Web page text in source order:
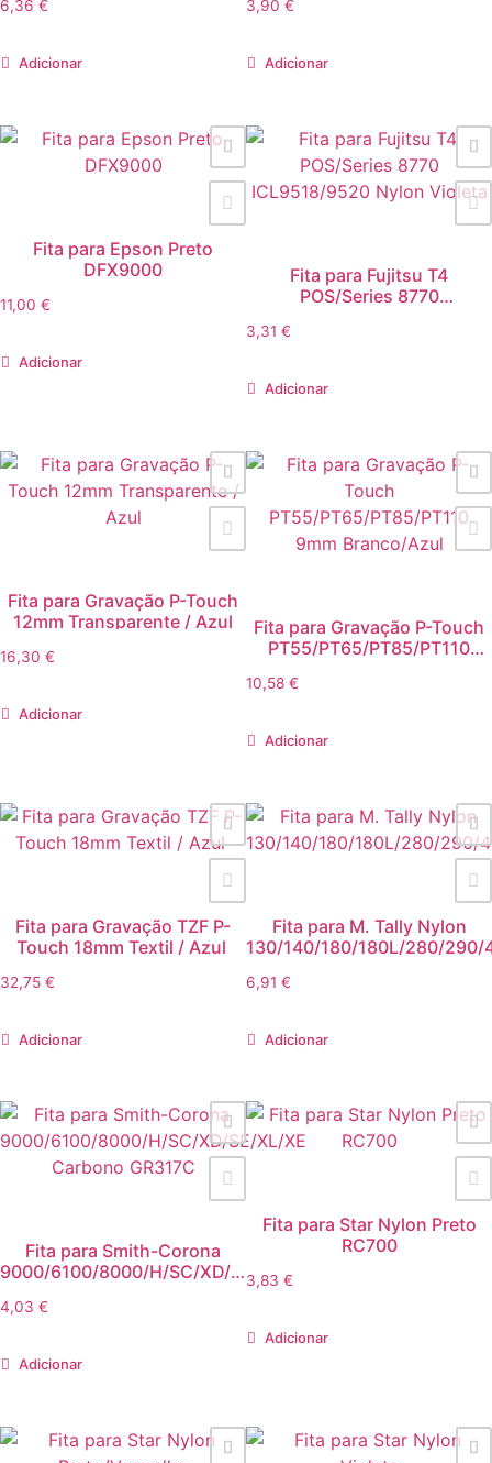
6,36 €
Adicionar
3,90 €
Adicionar
Fita para Epson Preto
DFX9000
11,00 €
Adicionar
Fita para Fujitsu T4
POS/Series 8770
3,31 €
Adicionar
Fita para Gravação P-Touch
12mm Transparente / Azul
16,30 €
Adicionar
Fita para Gravação P-Touch
PT55/PT65/PT85/PT110
10,58 €
Adicionar
Fita para Gravação TZF P-
Touch 18mm Textil / Azul
32,75 €
Adicionar
Fita para M. Tally Nylon
130/140/180/180L/280/290/
6,91 €
Adicionar
Fita para Smith-Corona
9000/6100/8000/H/SC/XD/SE/XL/XE
4,03 €
Adicionar
Fita para Star Nylon Preto
RC700
3,83 €
Adicionar